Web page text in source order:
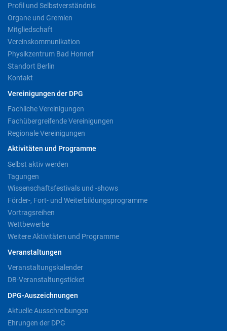
Profil und Selbstverständnis
Organe und Gremien
Mitgliedschaft
Vereinskommunikation
Physikzentrum Bad Honnef
Standort Berlin
Kontakt
Vereinigungen der DPG
Fachliche Vereinigungen
Fachübergreifende Vereinigungen
Regionale Vereinigungen
Aktivitäten und Programme
Selbst aktiv werden
Tagungen
Wissenschaftsfestivals und -shows
Förder-, Fort- und Weiterbildungsprogramme
Vortragsreihen
Wettbewerbe
Weitere Aktivitäten und Programme
Veranstaltungen
Veranstaltungskalender
DB-Veranstaltungsticket
DPG-Auszeichnungen
Aktuelle Ausschreibungen
Ehrungen der DPG